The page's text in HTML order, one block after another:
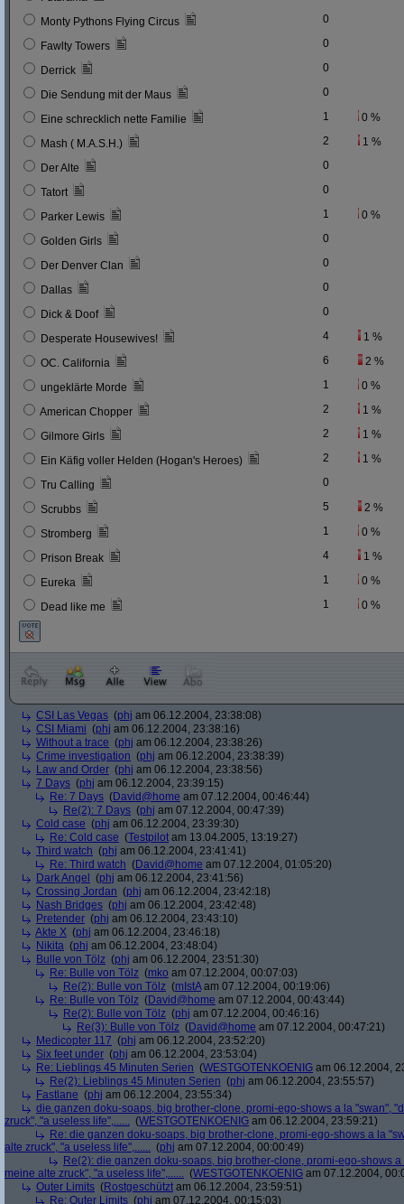
Monty Pythons Flying Circus 0
Fawlty Towers 0
Derrick 0
Die Sendung mit der Maus 0
Eine schrecklich nette Familie 1 0 %
Mash ( M.A.S.H.) 2 1 %
Der Alte 0
Tatort 0
Parker Lewis 1 0 %
Golden Girls 0
Der Denver Clan 0
Dallas 0
Dick & Doof 0
Desperate Housewives! 4 1 %
OC. California 6 2 %
ungeklärte Morde 1 0 %
American Chopper 2 1 %
Gilmore Girls 2 1 %
Ein Käfig voller Helden (Hogan's Heroes) 2 1 %
Tru Calling 0
Scrubbs 5 2 %
Stromberg 1 0 %
Prison Break 4 1 %
Eureka 1 0 %
Dead like me 1 0 %
CSI Las Vegas (phj am 06.12.2004, 23:38:08)
CSI Miami (phj am 06.12.2004, 23:38:16)
Without a trace (phj am 06.12.2004, 23:38:26)
Crime investigation (phj am 06.12.2004, 23:38:39)
Law and Order (phj am 06.12.2004, 23:38:56)
7 Days (phj am 06.12.2004, 23:39:15)
Re: 7 Days (David@home am 07.12.2004, 00:46:44)
Re(2): 7 Days (phj am 07.12.2004, 00:47:39)
Cold case (phj am 06.12.2004, 23:39:30)
Re: Cold case (Testpilot am 13.04.2005, 13:19:27)
Third watch (phj am 06.12.2004, 23:41:41)
Re: Third watch (David@home am 07.12.2004, 01:05:20)
Dark Angel
(phj am 06.12.2004, 23:41:56)
Crossing Jordan (phj am 06.12.2004, 23:42:18)
Nash Bridges (phj am 06.12.2004, 23:42:48)
Pretender (phj am 06.12.2004, 23:43:10)
Akte X (phj am 06.12.2004, 23:46:18)
Nikita (phj am 06.12.2004, 23:48:04)
Bulle von Tölz (phj am 06.12.2004, 23:51:30)
Re: Bulle von Tölz (mko am 07.12.2004, 00:07:03)
Re(2): Bulle von Tölz (mIstAam 07.12.2004, 00:19:06)
Re: Bulle von Tölz (David@home am 07.12.2004, 00:43:44)
Re(2): Bulle von Tölz (phj am 07.12.2004, 00:46:16)
Re(3): Bulle von Tölz (David@home am 07.12.2004, 00:47:21)
Medicopter 117 (phj am 06.12.2004, 23:52:20)
Six feet under (phj am 06.12.2004, 23:53:04)
Re: Lieblings 45 Minuten Serien (WESTGOTENKOENIG am 06.12.2004,
Re(2): Lieblings 45 Minuten Serien (phj am 06.12.2004, 23:55:57)
Fastlane (phj am 06.12.2004, 23:55:34)
die ganzen doku-soaps, big brother-clone, promi-ego-shows a la "swan",
zruck", "a useless life",...... (WESTGOTENKOENIG am 06.12.2004, 23:59:21)
Re: die ganzen doku-soaps, big brother-clone, promi-ego-shows a la
alte zruck", "a useless life",...... (phj am 07.12.2004, 00:00:49)
Re(2): die ganzen doku-soaps, big brother-clone, promi-ego-shows
meine alte zruck", "a useless life",...... (WESTGOTENKOENIG am 07.12.2004,
Outer Limits (Rostgeschützt am 06.12.2004, 23:59:51)
Re: Outer Limits (phj am 07.12.2004, 00:15:03)